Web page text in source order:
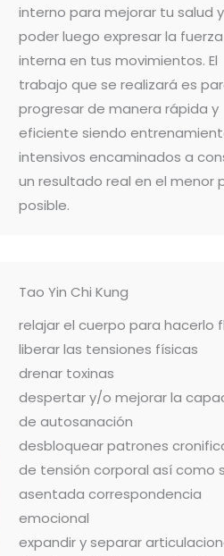
interno para mejorar tu salud y
poder luego expresar la fuerza
interna en tus movimientos. El
trabajo que se realizará es
progresar de manera rápida y
eficiente siendo
intensivos encaminados a
un resultado real en el menor
posible.
Tao Yin Chi Kung
relajar el cuerpo para hacerlo
liberar las tensiones físicas
drenar toxinas
despertar y/o mejorar la
de autosanación
desbloquear patrones
de tensión corporal así como
asentada correspondencia
emocional
expandir y separar